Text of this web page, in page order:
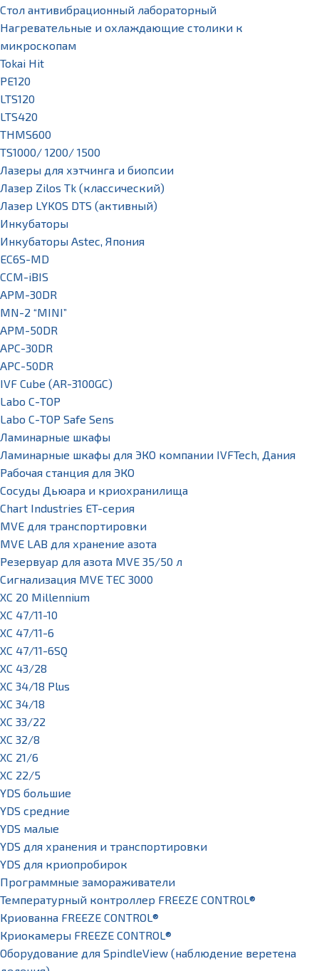
Стол антивибрационный лабораторный
Нагревательные и охлаждающие столики к
микроскопам
Tokai Hit
PE120
LTS120
LTS420
THMS600
TS1000/ 1200/ 1500
Лазеры для хэтчинга и биопсии
Лазер Zilos Tk (классический)
Лазер LYKOS DTS (активный)
Инкубаторы
Инкубаторы Astec, Япония
EC6S-MD
CCM-iBIS
APM-30DR
MN-2 “MINI”
APM-50DR
APC-30DR
APC-50DR
IVF Cube (AR-3100GC)
Labo С-ТОР
Labo С-ТОР Safe Sens
Ламинарные шкафы
Ламинарные шкафы для ЭКО компании IVFTech, Дания
Рабочая станция для ЭКО
Сосуды Дьюара и криохранилища
Chart Industries ET-серия
MVE для транспортировки
MVE LAB для хранение азота
Резервуар для азота MVE 35/50 л
Сигнализация MVE TEC 3000
XC 20 Millennium
XC 47/11-10
XC 47/11-6
XC 47/11-6SQ
XC 43/28
XC 34/18 Plus
XC 34/18
XC 33/22
XC 32/8
XC 21/6
XC 22/5
YDS большие
YDS средние
YDS малые
YDS для хранения и транспортировки
YDS для криопробирок
Программные замораживатели
Температурный контроллер FREEZE CONTROL®
Криованна FREEZE CONTROL®
Криокамеры FREEZE CONTROL®
Оборудование для SpindleView (наблюдение веретена